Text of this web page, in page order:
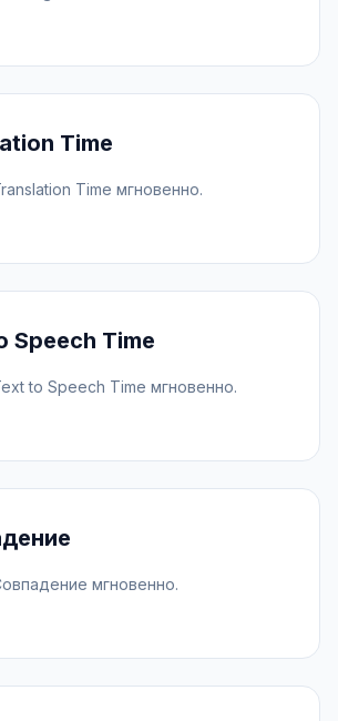
Time
Time мгновенно.
Speech Time
to Speech Time мгновенно.
мгновенно.